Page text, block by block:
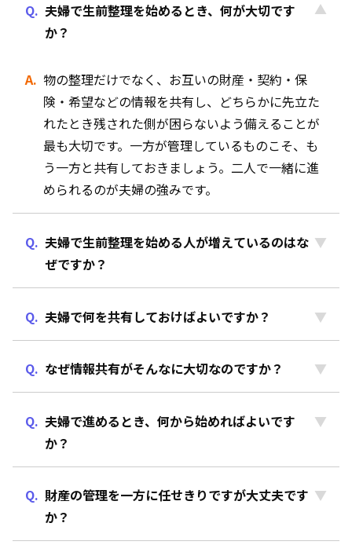
夫婦で生前整理を始めるとき、何が大切です
か？
物の整理だけでなく、お互いの財産・契約・保
険・希望などの情報を共有し、どちらかに先立た
れたとき残された側が困らないよう備えることが
最も大切です。一方が管理しているものこそ、も
う一方と共有しておきましょう。二人で一緒に進
められるのが夫婦の強みです。
夫婦で生前整理を始める人が増えているのはな
ぜですか？
夫婦で何を共有しておけばよいですか？
なぜ情報共有がそんなに大切なのですか？
夫婦で進めるとき、何から始めればよいです
か？
財産の管理を一方に任せきりですが大丈夫です
か？